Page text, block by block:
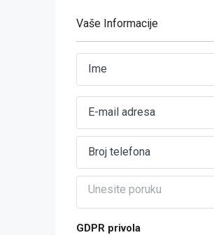
Vaše Informacije
GDPR privola